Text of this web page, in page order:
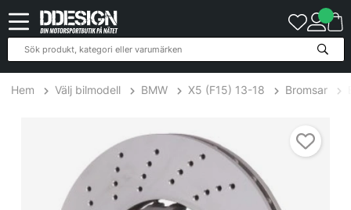
Hem Välj bilmodell BMW X5 (F15) 13-18 Bromsar